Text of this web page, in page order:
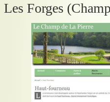
Les Forges